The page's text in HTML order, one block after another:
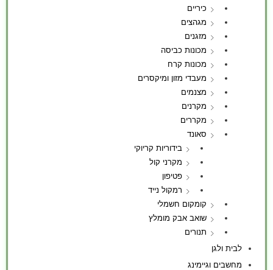
כיריים
מגהצים
מזגנים
מכונות כביסה
מכונות קרח
מעבדי מזון ומיקסרים
מצנמים
מקרנים
מקררים
סאונד
בידוריות קריוקי
מקרני קול
פטיפון
רמקול נייד
קומקום חשמלי
שואב אבק מומלץ
תנורים
לבית ולגן
מחשבים וגיימינג